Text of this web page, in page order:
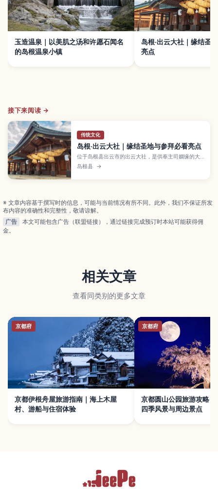
玉造温泉｜以美肌之汤和许愿石闻名
的岛根温泉小镇
岛根·出云大社｜缘结圣
亮点
接下来阅读 →
传统文化
岛根·出云大社｜缘结圣地与参拜必看亮点
位于岛根县出云市的出云大社，是供奉主司姻缘的大
国主大神的著名神社，被视为日本代表性的缘结能量
景点。文章介绍本殿和神乐殿巨型注连绳、松树林参
道、神在月特别祭典、周边景点、最佳参拜季节以及
岛根县 →
※ 文章内容基于撰写时的信息，可能与当前情况有所不同。此外，我们不保证所发
布内容的准确性和完整性，敬请谅解。
广告
本文可能包含广告（联盟链接），通过链接完成预订时本站可能获得佣
金。
相关文章
查看同类别的更多文章
京都府
京都伊根舟屋旅游指南｜海上木屋
村、游船与住宿体验
京都府
京都圆山公园旅游攻略｜
四季风景与周边景点